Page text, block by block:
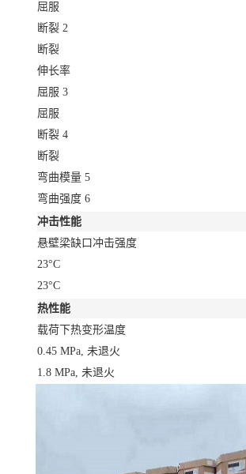
屈服
断裂 2
断裂
伸长率
屈服 3
屈服
断裂 4
断裂
弯曲模量 5
弯曲强度 6
冲击性能
悬壁梁缺口冲击强度
23°C
23°C
热性能
载荷下热变形温度
0.45 MPa, 未退火
1.8 MPa, 未退火